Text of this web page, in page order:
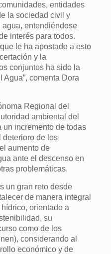
entidades
la sociedad civil y
entendiéndose
interés para todos.
le ha apostado a esto
y la
conjuntos ha sido la
Agua”, comenta Dora
Regional del
ambiental del
un incremento de todas
deterioro de los
aumento de
ante el descenso en
problemáticas.
un gran reto desde
de manera integral
orientado a
su
como de los
considerando al
económico y de